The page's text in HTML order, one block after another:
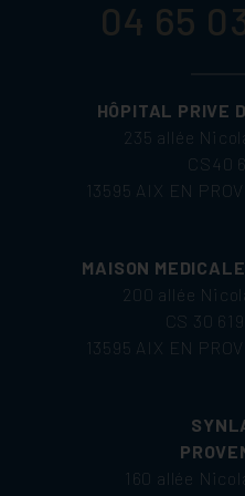
04 65
HÔPITAL PRIVE
235 allée
CS40
13595 AIX EN
MAISON
200 allée
CS 30
13595 AIX EN
160 allée